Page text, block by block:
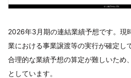
2026年3月期の連結業績予想です。現
業における事業譲渡等の実行が確定し
合理的な業績予想の算定が難しいため
としています。